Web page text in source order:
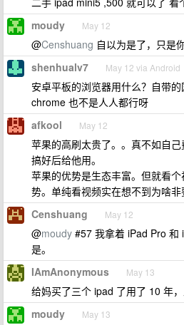
moudy May 12
@Censhuang 自以为是了，只是
shenhualv7 May 12 via Android
安卓平板的浏览器用什么？自带
chrome 也不是人人都行呀
afkool May 12
苹果的高刷太贵了。。真不如自
搞好后给他用。
苹果的优势是生态丰富。但就看
势。单纯看视频实在想不到为啥非
Censhuang May 12
@moudy #57 我拿着 iPad Pro 和
是。
IAmAnonymous May 13
给妈买了三个 ipad 了用了 10 年
moudy May 13